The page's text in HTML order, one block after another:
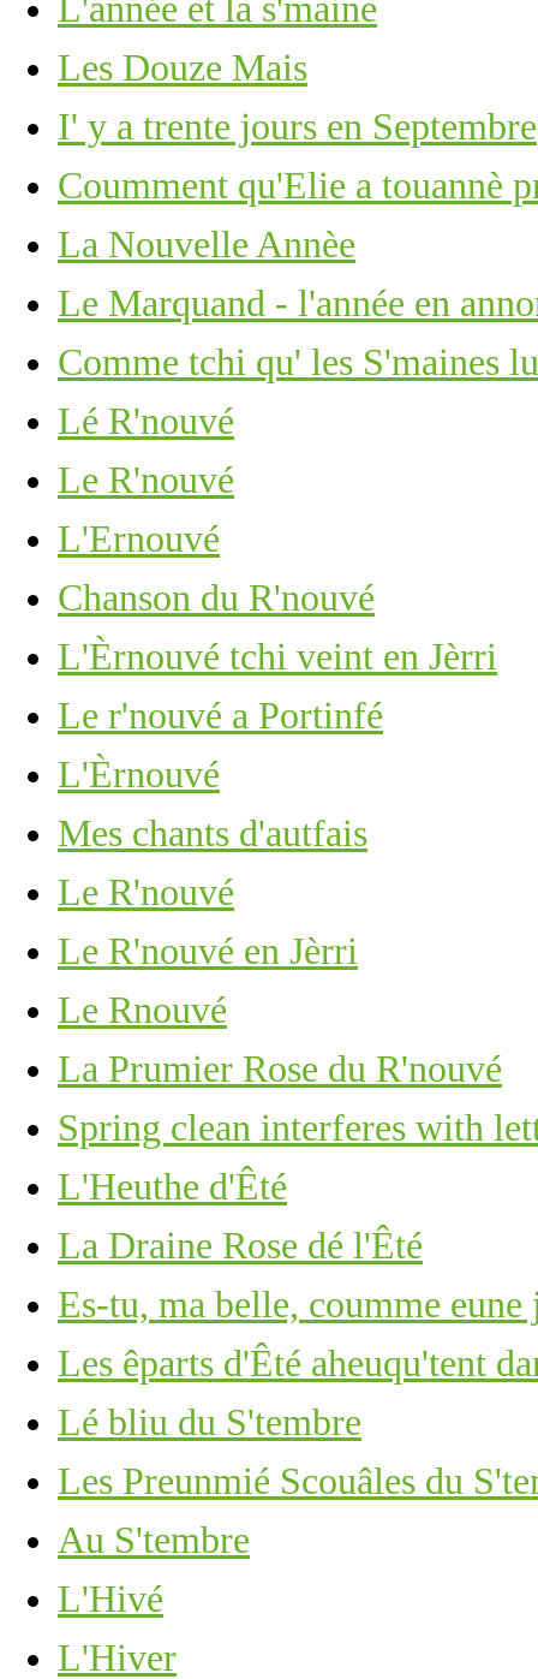
L'année et la s'maine
Les Douze Mais
I' y a trente jours en Septembre
Coumment qu'Elie a touannè
La Nouvelle Annèe
Le Marquand - l'année en
Comme tchi qu' les S'maines
Lé R'nouvé
Le R'nouvé
L'Ernouvé
Chanson du R'nouvé
L'Èrnouvé tchi veint en Jèrri
Le r'nouvé a Portinfé
L'Èrnouvé
Mes chants d'autfais
Le R'nouvé
Le R'nouvé en Jèrri
Le Rnouvé
La Prumier Rose du R'nouvé
Spring clean interferes with
L'Heuthe d'Êté
La Draine Rose dé l'Êté
Es-tu, ma belle, coumme
Les êparts d'Êté aheuqu'tent
Lé bliu du S'tembre
Les Preunmié Scouâles du
Au S'tembre
L'Hivé
L'Hiver